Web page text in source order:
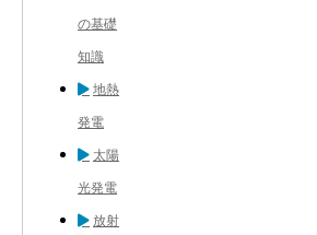
の基礎
知識
地熱
発電
太陽
光発電
放射